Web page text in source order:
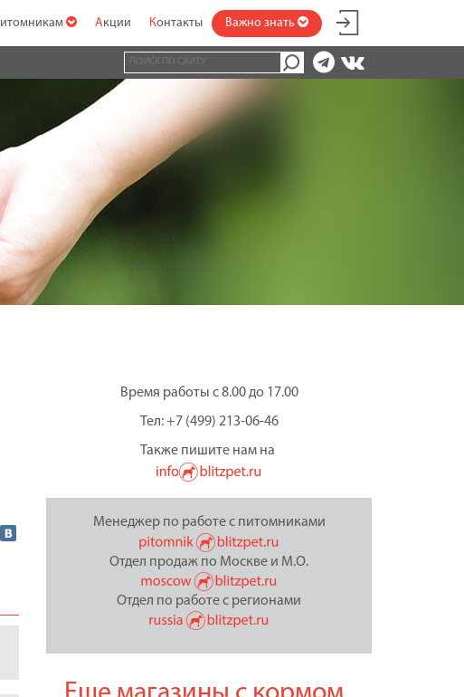
Питомникам Акции Контакты Важно знать
Время работы с 8.00 до 17.00
Тел: +7 (499) 213-06-46
Также пишите нам на
Менеджер по работе с питомниками
Отдел продаж по Москве и М.О.
Отдел по работе с регионами